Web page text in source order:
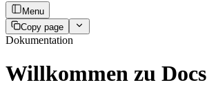
Menu
Copy page
Dokumentation
Willkommen zu Docs